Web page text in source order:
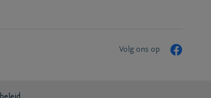
Volg ons op